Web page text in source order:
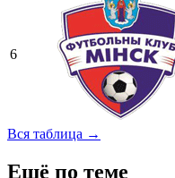
6
Вся таблица →
Ещё по теме